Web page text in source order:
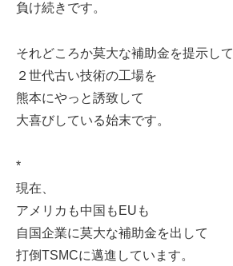
負け続きです。
それどころか莫大な補助金を提示して
２世代古い技術の工場を
熊本にやっと誘致して
大喜びしている始末です。
*
現在、
アメリカも中国もEUも
自国企業に莫大な補助金を出して
打倒TSMCに邁進しています。